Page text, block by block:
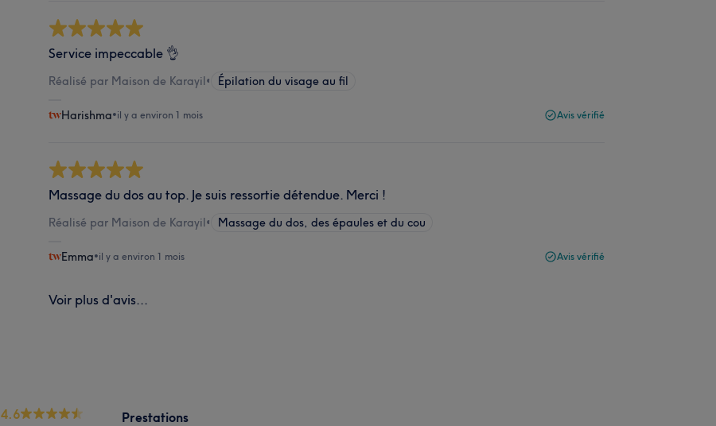
Service impeccable 👌
Réalisé par Maison de Karayil• Épilation du visage au fil
Harishma•il y a environ 1 mois Avis vérifié
Massage du dos au top. Je suis ressortie détendue. Merci !
Réalisé par Maison de Karayil• Massage du dos, des épaules et du cou
Emma•il y a environ 1 mois Avis vérifié
Voir plus d'avis...
4.6 Prestations